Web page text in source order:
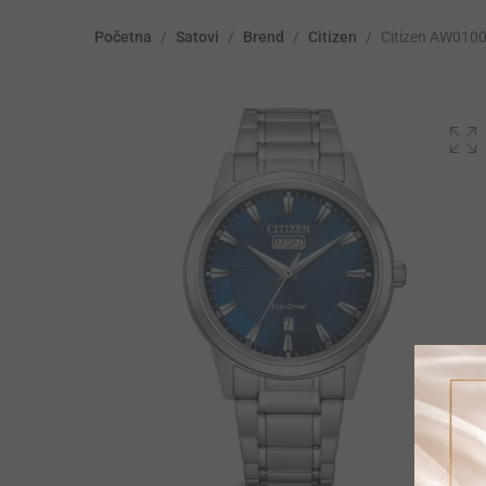
Početna / Satovi / Brend / Citizen / Citizen